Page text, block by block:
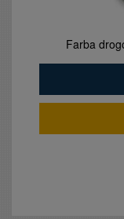
Bandax Sprint 5/30kg